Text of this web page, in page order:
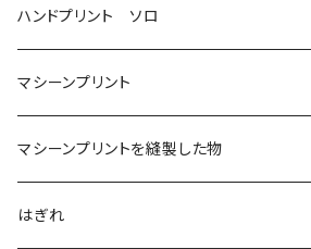
ハンドプリント ソロ
マシーンプリント
マシーンプリントを縫製した物
アロハシャツ
はぎれ